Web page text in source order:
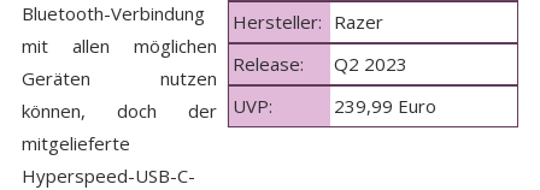
Hersteller: Razer
Release:
Q2 2023
UVP:
239,99 Euro
Bluetooth-Verbindung
mit allen möglichen
Geräten nutzen
können, doch der
mitgelieferte
Hyperspeed-USB-C-